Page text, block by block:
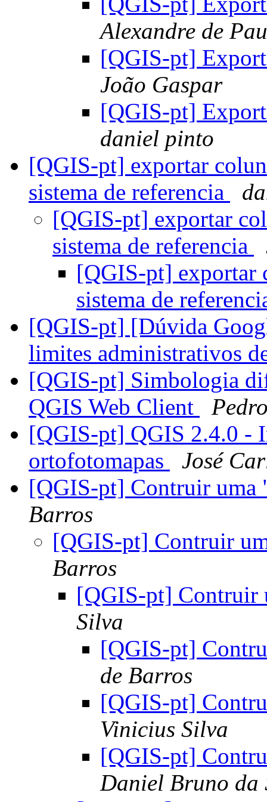
Alexandre de
[QGIS-pt]
João Gaspar
[QGIS-pt]
daniel pinto
[QGIS-pt] exportar
sistema de referencia
[QGIS-pt] exportar
sistema de referencia
[QGIS-pt] exportar
sistema de
[QGIS-pt] [Dúvida
limites administrativos
[QGIS-pt] Simbologia
QGIS Web Client
[QGIS-pt] QGIS 2.4.0 -
ortofotomapas
José
[QGIS-pt] Contruir
Barros
[QGIS-pt] Contruir
Barros
[QGIS-pt] Contruir
Silva
[QGIS-pt]
de Barros
[QGIS-pt]
Vinicius Silva
[QGIS-pt]
Daniel Bruno da